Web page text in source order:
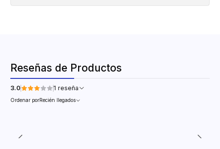
Reseñas de Productos
3.0 1 reseña
Ordenar porRecién llegados